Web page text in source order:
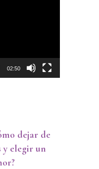
02:50
dejar de
y elegir un